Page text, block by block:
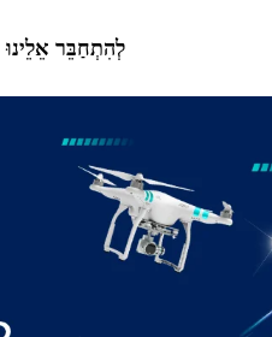
לְהִתְחַבֵּר אֵלֵינוּ